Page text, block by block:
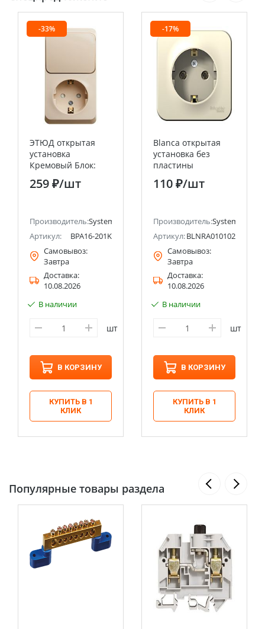
(ранее Schneider Electric)
-33%
ЭТЮД открытая
установка
Кремовый Блок:
Розетка с
заземлением со
1клавишный
Systeme Electric
(Schneider Electric)
259 ₽/шт
Производитель:Systeme Electric (ранее Schneider Electric)
Артикул:
BPA16-201K
Самовывоз:
Завтра
Доставка:
10.08.2026
В наличии
шт
В КОРЗИНУ
КУПИТЬ В 1
КЛИК
-17%
Blanca открытая
установка без
пластины
Молочный Розетка
с заземлением, 16А
110 ₽/шт
Производитель:Systeme
Артикул:BLNRA010102
Самовывоз:
Завтра
Доставка:
10.08.2026
В наличии
шт
В КОРЗИНУ
КУПИТЬ В 1
КЛИК
Популярные товары раздела